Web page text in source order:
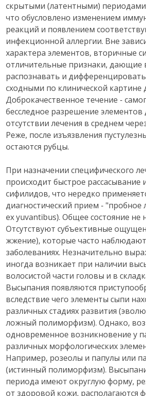
скрытыми (латентными)
что обусловлено изменением
реакций и появлением
инфекционной аллергии. Вне
характера элементов, вторичные
отличительные признаки, дающие
распознавать и
сходными по клинической картине
Доброкачественное течение -
бесследное разрешение элементов
отсутствии лечения в среднем
Реже, после изъязвления
остаются рубцы.
При назначении специфического
происходит быстрое рассасывание
сифилидов, что нередко
диагностический прием - "пробное
ex yuvantibus). Общее состояние не
Отсутствуют субъективные
жжение), которые часто
заболеваниях. Незначительно
иногда возникает при наличии
волосистой части головы и в
Высыпания появляются
вследствие чего элементы сыпи
различных стадиях развития
ложный полиморфизм). Однако,
одновременное возникновение у
различных морфологических
Например, розеолы и папулы или
(истинный полиморфизм).
периода имеют округлую форму,
от здоровой кожи, располагаются